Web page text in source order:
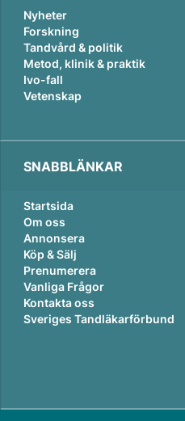
Nyheter
Forskning
Tandvård & politik
Metod, klinik & praktik
Ivo-fall
Vetenskap
SNABBLÄNKAR
Startsida
Om oss
Annonsera
Köp & Sälj
Prenumerera
Vanliga Frågor
Kontakta oss
Sveriges Tandläkarförbund